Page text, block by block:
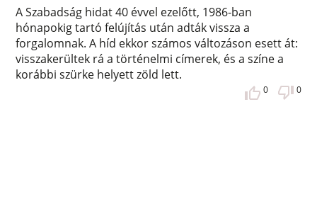
A Szabadság hidat 40 évvel ezelőtt, 1986-ban
hónapokig tartó felújítás után adták vissza a
forgalomnak. A híd ekkor számos változáson esett át:
visszakerültek rá a történelmi címerek, és a színe a
korábbi szürke helyett zöld lett.
0 0